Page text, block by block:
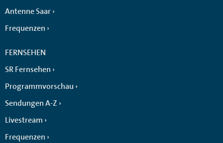
Antenne Saar
Frequenzen
FERNSEHEN
SR Fernsehen
Programmvorschau
Sendungen A-Z
Livestream
Frequenzen